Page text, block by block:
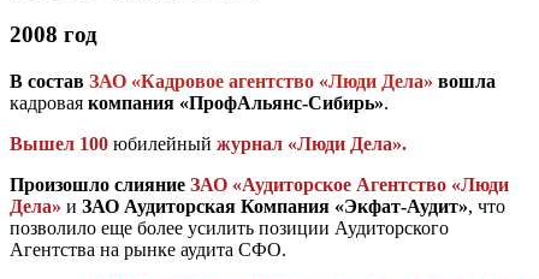
2008 год
В состав ЗАО «Кадровое агентство «Люди Дела» вошла
кадровая компания «ПрофАльянс-Сибирь».
Вышел 100 юбилейный журнал «Люди Дела».
Произошло слияние ЗАО «Аудиторское Агентство «Люди
Дела» и ЗАО Аудиторская Компания «Экфат-Аудит», что
позволило еще более усилить позиции Аудиторского
Агентства на рынке аудита СФО.